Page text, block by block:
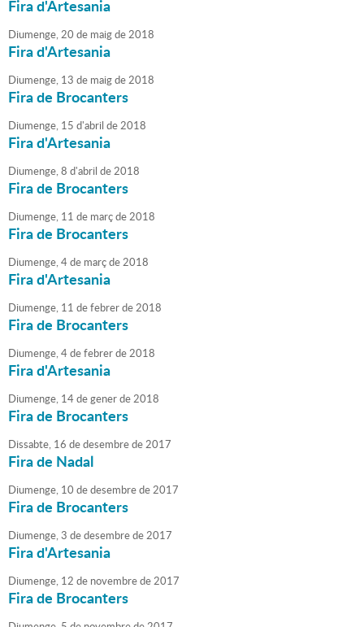
Fira d'Artesania
Diumenge,20 de maigde2018
Fira d'Artesania
Diumenge, 13 de maigde2018
Fira de Brocanters
Diumenge, 15 d'abril de2018
Fira d'Artesania
Diumenge,8 d'abril de2018
Fira de Brocanters
Diumenge, 11 de marçde2018
Fira de Brocanters
Diumenge,4de marçde2018
Fira d'Artesania
Diumenge, 11 defebrerde2018
Fira de Brocanters
Diumenge,4defebrerde2018
Fira d'Artesania
Diumenge, 14degenerde2018
Fira de Brocanters
Dissabte, 16 dedesembrede2017
Fira de Nadal
Diumenge, 10 dedesembrede2017
Fira de Brocanters
Diumenge,3 dedesembrede2017
Fira d'Artesania
Diumenge, 12 de novembrede2017
Fira de Brocanters